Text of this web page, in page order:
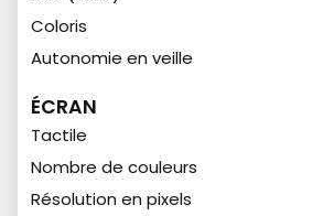
Coloris
Autonomie en veille
ÉCRAN
Tactile
Nombre de couleurs
Résolution en pixels